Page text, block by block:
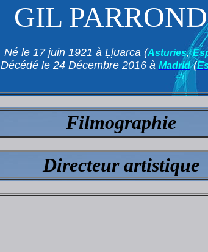
GIL
Né le 17 juin 1921 à Ḷḷuarca (Asturies,
Décédé le 24 Décembre 2016 à Madrid(
Filmographie
Directeur artistique